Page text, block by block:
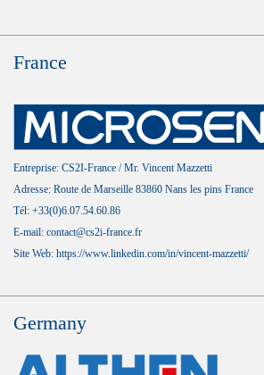
France
Entreprise: CS2I-France / Mr. Vincent Mazzetti
Adresse: Route de Marseille 83860 Nans les pins France
Tél: +33(0)6.07.54.60.86
E-mail: contact@cs2i-france.fr
Site Web: https://www.linkedin.com/in/vincent-mazzetti/
Germany